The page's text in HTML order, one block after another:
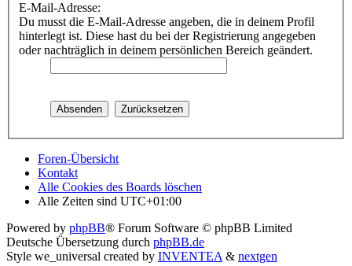
E-Mail-Adresse:
Du musst die E-Mail-Adresse angeben, die in deinem Profil
hinterlegt ist. Diese hast du bei der Registrierung angegeben
oder nachträglich in deinem persönlichen Bereich geändert.
Foren-Übersicht
Kontakt
Alle Cookies des Boards löschen
Alle Zeiten sind UTC+01:00
Powered by phpBB® Forum Software © phpBB Limited
Deutsche Übersetzung durch phpBB.de
Style we_universal created by INVENTEA & nextgen